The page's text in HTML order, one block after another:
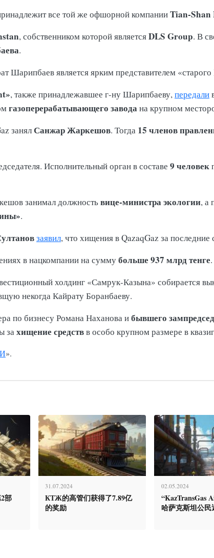
все той же офшорной компанииTian-Shan
, собственником которой являетсяDLS Group. В
.
Шарипбаев является ярким представителем «старого
, также принадлежавшее г-ну Шарипбаеву,передали
газоперерабатывающего заводана крупном
занялСанжар Жаркешов. Тогда 15 членов
Исполнительный орган в составе 9 человек
занимал должностьвице-министра экологии, а
.
заявил, что хищения в QazaqGaz за последние
в нацкомпании на суммубольше 937 млрд тенге.
холдинг «Самрук-Казына» собирается
некогда Кайрату Боранбаеву.
по бизнесу Романа Наханова ибывшего
захищение средствв особо крупном размере в
».
部
31.07.2024
КТЖ的高管们获得了7.89亿
的奖励
02.05.2024
“KazTransGas
哈萨克斯坦公民